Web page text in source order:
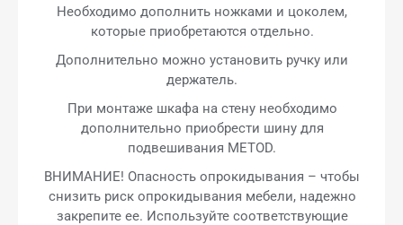
Необходимо дополнить ножками и цоколем,
которые приобретаются отдельно.
Дополнительно можно установить ручку или
держатель.
При монтаже шкафа на стену необходимо
дополнительно приобрести шину для
подвешивания METOD.
ВНИМАНИЕ! Опасность опрокидывания – чтобы
снизить риск опрокидывания мебели, надежно
закрепите ее. Используйте соответствующие